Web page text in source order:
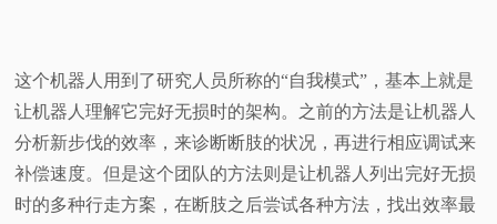
这个机器人用到了研究人员所称的“自我模式”，基本上就是
让机器人理解它完好无损时的架构。之前的方法是让机器人
分析新步伐的效率，来诊断断肢的状况，再进行相应调试来
补偿速度。但是这个团队的方法则是让机器人列出完好无损
时的多种行走方案，在断肢之后尝试各种方法，找出效率最